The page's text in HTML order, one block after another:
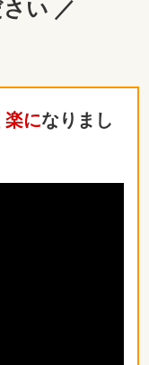
い ／
楽になりまし